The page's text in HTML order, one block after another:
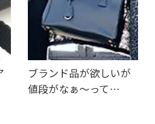
ブランド品が欲しいが
値段がなぁ～って…